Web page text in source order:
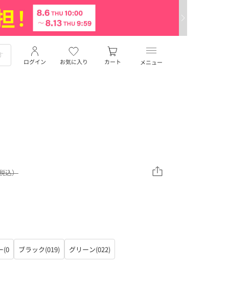
メニュー
お気に入り
ログイン カート
込）
(0 ブラック(019) グリーン(022)